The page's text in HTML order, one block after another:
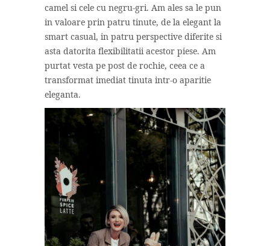
camel si cele cu negru-gri. Am ales sa le pun
in valoare prin patru tinute, de la elegant la
smart casual, in patru perspective diferite si
asta datorita flexibilitatii acestor piese. Am
purtat vesta pe post de rochie, ceea ce a
transformat imediat tinuta intr-o aparitie
eleganta.